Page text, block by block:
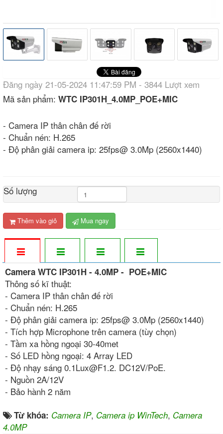
Đăng ngày 21-05-2024 11:47:59 PM - 3844 Lượt xem
Mã sản phẩm: WTC IP301H_4.0MP_POE+MIC
- Camera IP thân chân đế rời
- Chuẩn nén: H.265
- Độ phân giải camera ip: 25fps@ 3.0Mp (2560x1440)
Số lượng
Thêm vào giỏ Mua ngay
Camera WTC IP301H - 4.0MP - POE+MIC
Thông số kĩ thuật:
- Camera IP thân chân đế rời
- Chuẩn nén: H.265
- Độ phân giải camera ip: 25fps@ 3.0Mp (2560x1440)
- Tích hợp Microphone trên camera (tùy chọn)
- Tầm xa hồng ngoại 30-40met
- Số LED hồng ngoại: 4 Array LED
- Độ nhạy sáng 0.1Lux@F1.2. DC12V/PoE.
- Nguồn 2A/12V
- Bảo hành 2 năm
Từ khóa: Camera IP, Camera ip WinTech, Camera
4.0MP